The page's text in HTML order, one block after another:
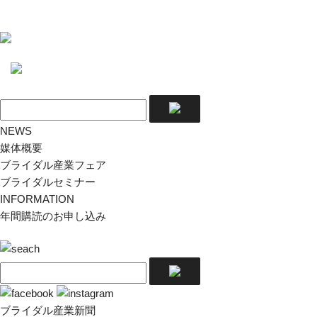
NEWS
媒体概要
ブライダル産業フェア
ブライダルセミナー
INFORMATION
年間購読のお申し込み
ブライダル産業新聞